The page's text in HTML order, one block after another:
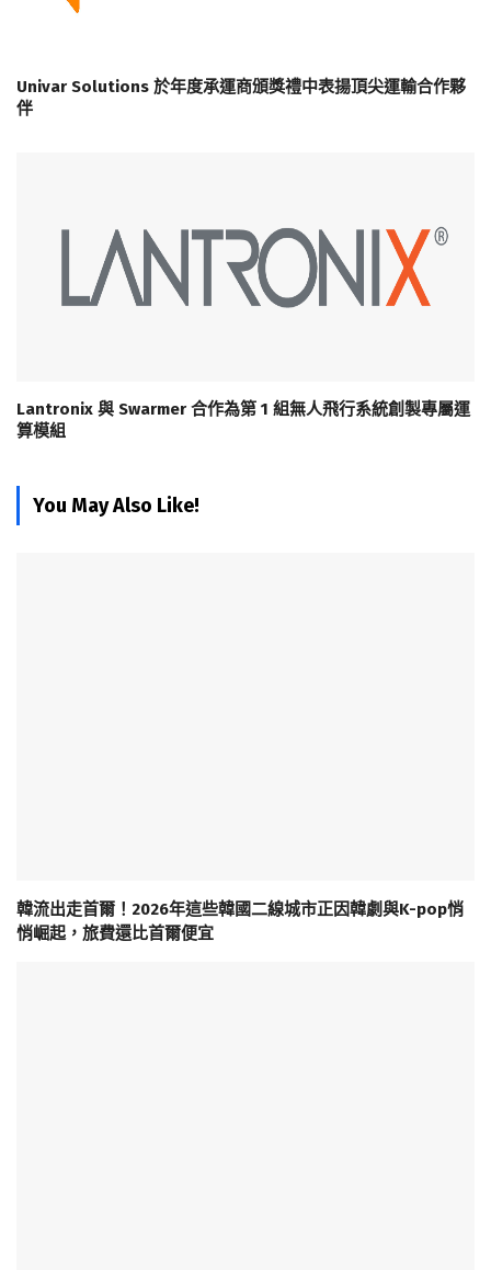
Univar Solutions 於年度承運商頒獎禮中表揚頂尖運輸合作夥
伴
Lantronix 與 Swarmer 合作為第 1 組無人飛行系統創製專屬運
算模組
You May Also Like!
韓流出走首爾！2026年這些韓國二線城市正因韓劇與K-pop悄
悄崛起，旅費還比首爾便宜